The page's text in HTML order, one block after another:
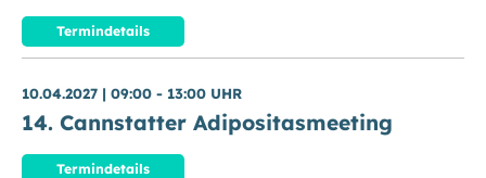
Termindetails
10.04.2027 | 09:00 - 13:00 UHR
14. Cannstatter Adipositasmeeting
Termindetails